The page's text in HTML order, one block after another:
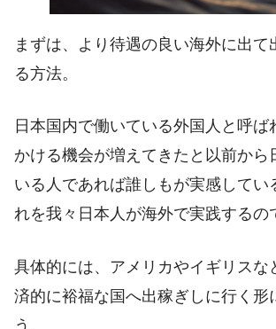
まずは、より待遇の良い海外に出て
る方法。
日本国内で働いている外国人と呼ば
かける機会が増えてきたと以前から
いる人であれば誰しもが実感してい
れを我々日本人が海外で実践するの
具体的には、アメリカやイギリスな
済的に裕福な国へ出稼ぎしに行く形
う。